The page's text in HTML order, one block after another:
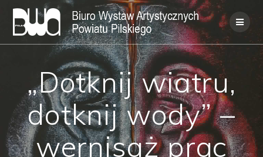
Skip
to
content
„Dotknij wiatru,
dotknij wody” –
wernisaż prac